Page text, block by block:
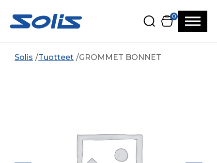
0
Solis Tuotteet GROMMET BONNET